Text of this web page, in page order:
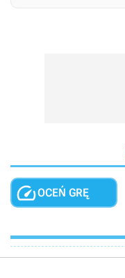
OCEŃ GRĘ